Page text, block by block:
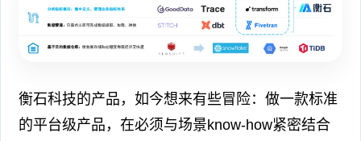
衡石科技的产品，如今想来有些冒险：做一款标准
的平台级产品，在必须与场景know-how紧密结合